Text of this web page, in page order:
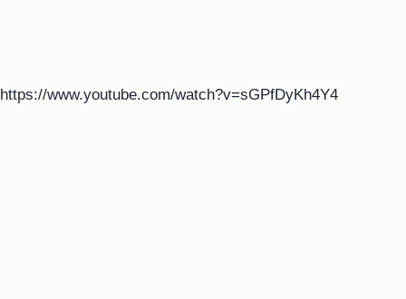
https://www.youtube.com/watch?v=sGPfDyKh4Y4